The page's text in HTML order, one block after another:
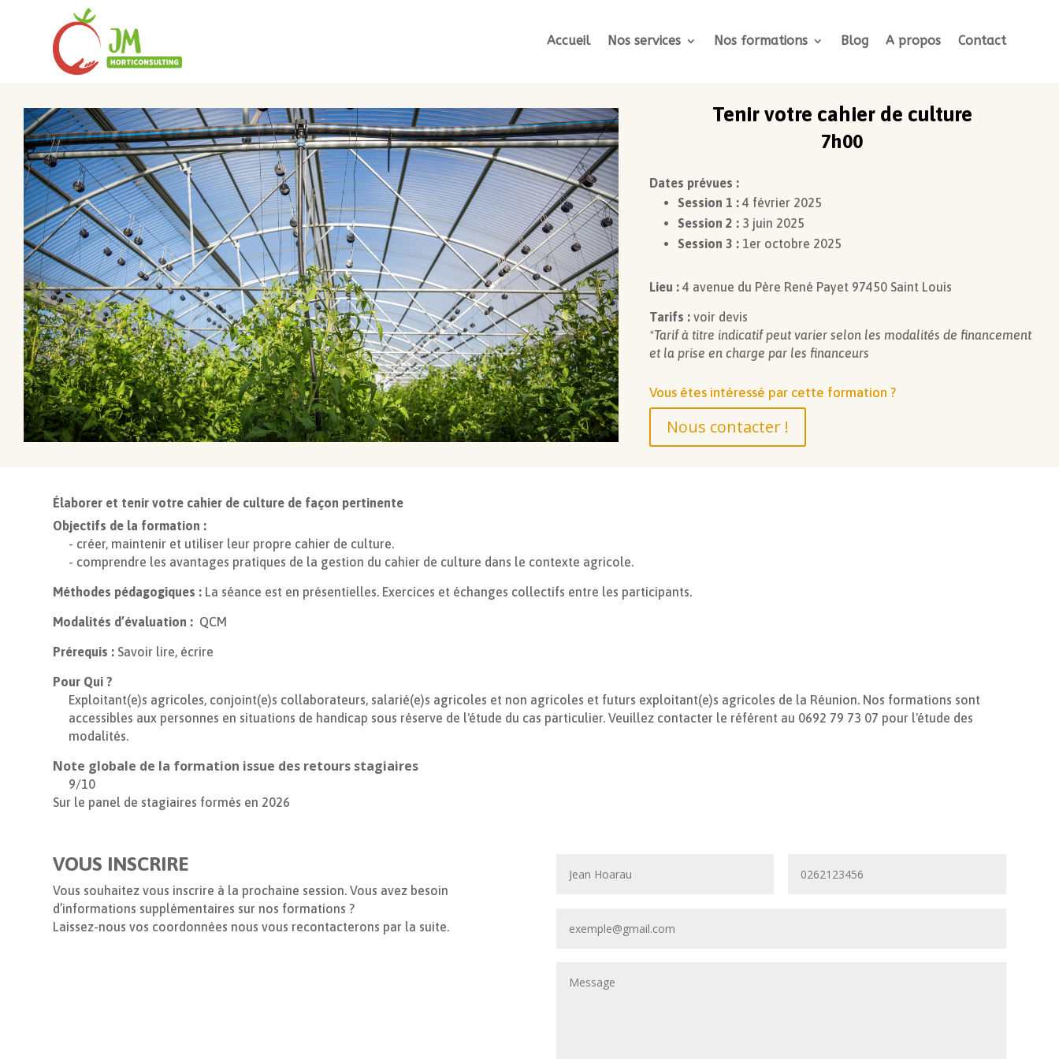
Accueil Nos services Nos formations Blog A propos Contact
Tenir votre cahier de culture
7h00
Dates prévues :
Session 1 :4 février 2025
Session 2 :3 juin 2025
Session 3 :1er octobre 2025
Lieu : 4 avenue du Père René Payet 97450 Saint Louis
Tarifs : voir devis
*Tarif à titre indicatif peut varier selon les modalités de financement
et la prise en charge par les financeurs
Vous êtes intéressé par cette formation ?
Nous contacter !
Élaborer et tenir votre cahier de culture de façon pertinente
Objectifs de la formation :
- créer, maintenir et utiliser leur propre cahier de culture.
- comprendre les avantages pratiques de la gestion du cahier de culture dans le contexte agricole.
Méthodes pédagogiques : La séance est en présentielles. Exercices et échanges collectifs entre les participants.
Modalités d’évaluation : QCM
Prérequis :Savoir lire, écrire
Pour Qui ?
Exploitant(e)s agricoles, conjoint(e)s collaborateurs, salarié(e)s agricoles et non agricoles et futurs exploitant(e)s agricoles de la Réunion. Nos formations sont
accessibles aux personnes en situations de handicap sous réserve de l'étude du cas particulier. Veuillez contacter le référent au 0692 79 73 07 pour l'étude des
modalités.
Note globale de la formation issue des retours stagiaires
9/10
Sur le panel de stagiaires formés en 2026
VOUS INSCRIRE
Vous souhaitez vous inscrire à la prochaine session. Vous avez besoin
d’informations supplémentaires sur nos formations ?
Laissez-nous vos coordonnées nous vous recontacterons par la suite.